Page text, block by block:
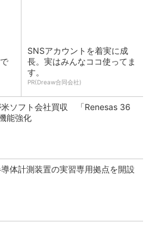
SNSアカウントを着実に成
長。実はみんなココ使ってま
す。
PR(Dreaw合同会社)
米ソフト会社買収 「Renesas 36
能強化
体計測装置の実習専用拠点を開設